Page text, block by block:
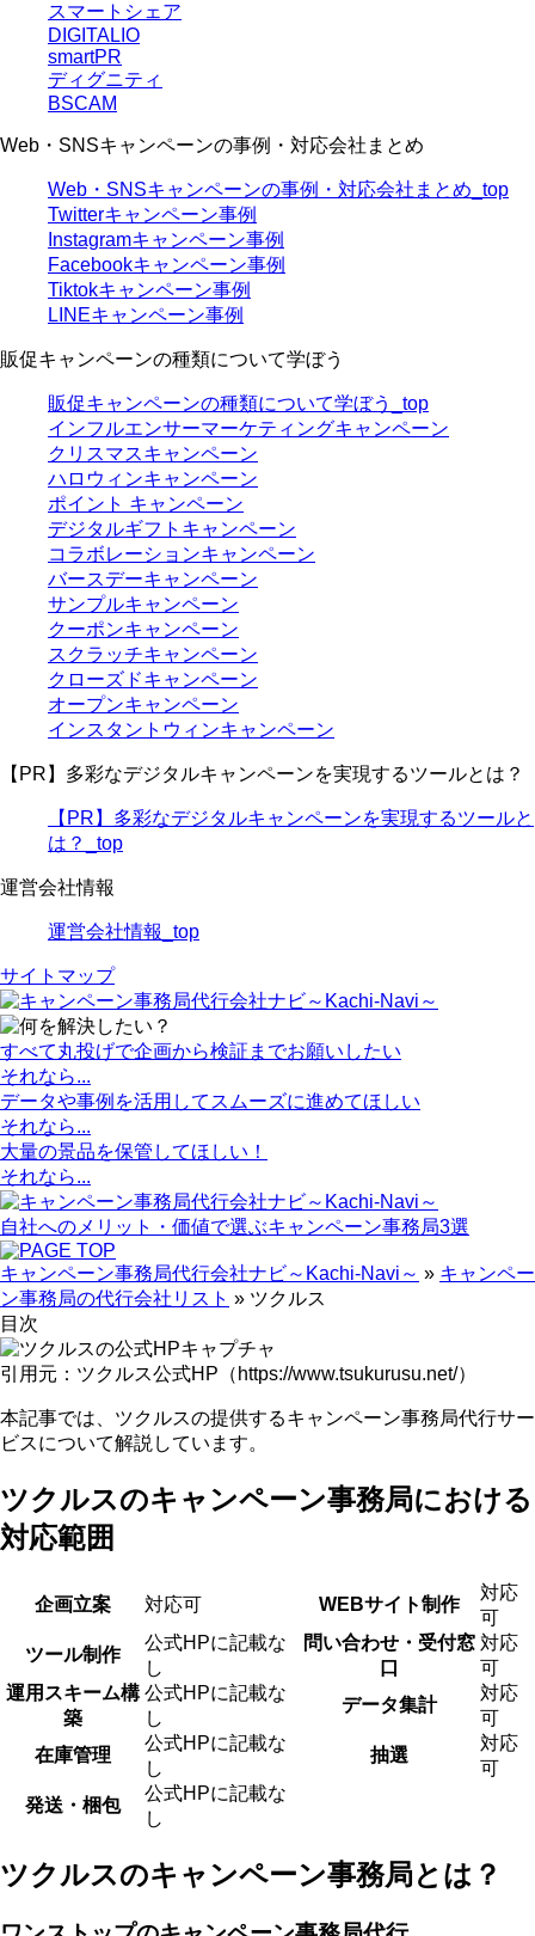
スマートシェア
DIGITALIO
smartPR
ディグニティ
BSCAM
Web・SNSキャンペーンの事例・対応会社まとめ
Web・SNSキャンペーンの事例・対応会社まとめ_top
Twitterキャンペーン事例
Instagramキャンペーン事例
Facebookキャンペーン事例
Tiktokキャンペーン事例
LINEキャンペーン事例
販促キャンペーンの種類について学ぼう
販促キャンペーンの種類について学ぼう_top
インフルエンサーマーケティングキャンペーン
クリスマスキャンペーン
ハロウィンキャンペーン
ポイント キャンペーン
デジタルギフトキャンペーン
コラボレーションキャンペーン
バースデーキャンペーン
サンプルキャンペーン
クーポンキャンペーン
スクラッチキャンペーン
クローズドキャンペーン
オープンキャンペーン
インスタントウィンキャンペーン
【PR】多彩なデジタルキャンペーンを実現するツールとは？
【PR】多彩なデジタルキャンペーンを実現するツールと
は？_top
運営会社情報
運営会社情報_top
サイトマップ
すべて丸投げで企画から検証までお願いしたい
それなら...
データや事例を活用して スムーズに進めてほしい
それなら...
大量の景品を保管 してほしい！
それなら...
自社へのメリット・価値で選ぶキャンペーン事務局3選
キャンペーン事務局代行会社ナビ～Kachi-Navi～ » キャンペー
ン事務局の代行会社リスト » ツクルス
目次
引用元：ツクルス公式HP（https://www.tsukurusu.net/）
本記事では、ツクルスの提供するキャンペーン事務局代行サー
ビスについて解説しています。
ツクルスのキャンペーン事務局における
対応範囲
企画立案 対応可 WEBサイト制作
対応
可
ツール制作
公式HPに記載な
し
問い合わせ・受付窓
口
対応
可
運用スキーム構
築
公式HPに記載な
し
データ集計
対応
可
在庫管理
公式HPに記載な
し
抽選
対応
可
発送・梱包
公式HPに記載な
し
ツクルスのキャンペーン事務局とは？